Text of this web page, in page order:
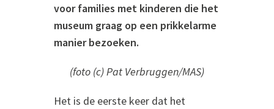
voor families met kinderen die het
museum graag op een prikkelarme
manier bezoeken.
(foto (c) Pat Verbruggen/MAS)
Het is de eerste keer dat het